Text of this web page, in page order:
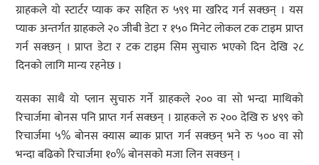
ग्राहकले यो स्टार्टर प्याक कर सहित रु ५९९ मा खरिद गर्न सक्छन् । यस
प्याक अन्तर्गत ग्राहकले २० जीबी डेटा र १५० मिनेट लोकल टक टाइम प्राप्त
गर्न सक्छन् । प्राप्त डेटा र टक टाइम सिम सुचारु भएको दिन देखि २८
दिनको लागि मान्य रहनेछ ।
यसका साथै यो प्लान सुचारु गर्ने ग्राहकले २०० वा सो भन्दा माथिको
रिचार्जमा बोनस पनि प्राप्त गर्न सक्छन् । ग्राहकले रु २०० देखि रु ४९९ को
रिचार्जमा ५% बोनस क्यास ब्याक प्राप्त गर्न सक्छन् भने रु ५०० वा सो
भन्दा बढिको रिचार्जमा १०% बोनसको मजा लिन सक्छन् ।